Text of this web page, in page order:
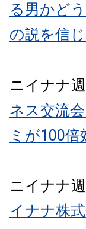
る男かど
の説を信
ニイナナ
ネス交流
ミが100倍
ニイナナ
イナナ株